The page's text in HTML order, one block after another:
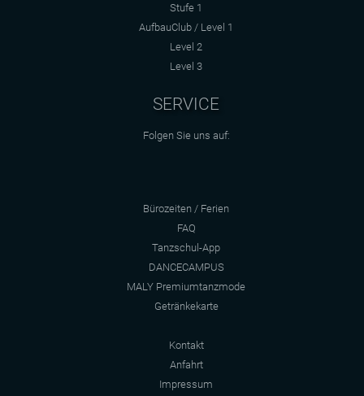
Stufe 1
AufbauClub / Level 1
Level 2
Level 3
SERVICE
Folgen Sie uns auf:
Bürozeiten / Ferien
FAQ
Tanzschul-App
DANCECAMPUS
MALY Premiumtanzmode
Getränkekarte
Kontakt
Anfahrt
Impressum